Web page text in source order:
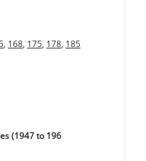
, 168, 175, 178, 185
(1947 to 196